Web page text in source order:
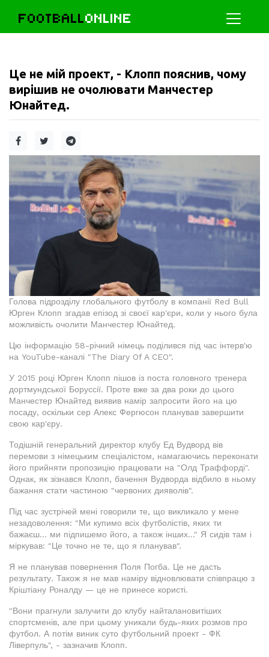
FOOTBALLONLINE
Це не мій проект, - Клопп пояснив, чому
вирішив не очолювати Манчестер
Юнайтед.
Голова підрозділу глобального футболу в компанії Red Bull
Юрген Клопп згадав епізод зі своєї кар'єри, коли у нього була
можливість очолити Манчестер Юнайтед.
Цю інформацію 58-річний німець поділився під час інтерв'ю
на YouTube-каналі "The Diary Of A CEO".
У 2015 році Юрген Клопп пішов із поста головного тренера
дортмундської Боруссії. Проте вже за два роки до цього
Манчестер Юнайтед виявив намір запросити його на цю
посаду, оскільки сер Алекс Фергюсон планував завершити
свою кар'єру.
Тодішній генеральний директор клубу Ед Вудворд вів
перемови з німецьким спеціалістом, намагаючись переконати
його прийняти пропозицію працювати на "Олд Траффорді".
Однак, як зізнався Клопп, бачення Вудворда відбило в ньому
бажання стати частиною "червоних дияволів".
Під час зустрічей мені говорили те, що викликало у мене
незадоволення: "Ми купимо всіх футболістів, яких ти
бажаєш... ми підпишемо його, а також інших..." Я сидів там і
міркував: "Це точно не те, що я планував".
Я не планував повернення Поля Погба. Це не дасть
результату. Також я не мав наміру відновлювати співпрацю з
Кріштіану Роналду — це не принесе користі.
"Вони прагнули залучити до клубу найталановитіших
спортсменів, але при цьому уникали будь-яких розмов про
футбол. А потім виник суто футбольний проект - ФК
Ліверпуль", - зазначив Клопп.